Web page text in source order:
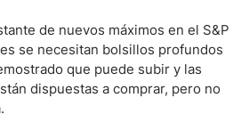
de nuevos máximos en el S&P
se necesitan bolsillos profundos
que puede subir y las
dispuestas a comprar, pero no